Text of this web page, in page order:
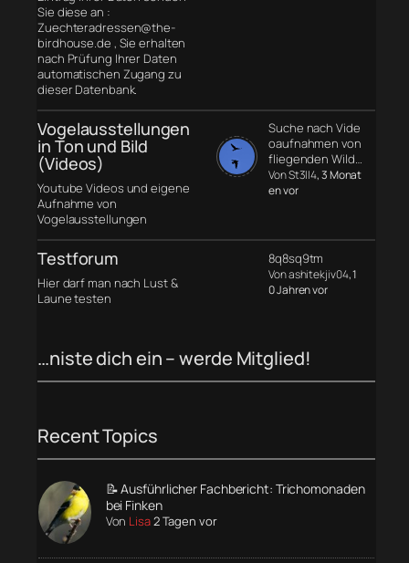
Sie diese an :
Zuechteradressen@the-
birdhouse.de , Sie erhalten
nach Prüfung Ihrer Daten
automatischen Zugang zu
dieser Datenbank.
Vogelausstellungen
in Ton und Bild
(Videos)
Youtube Videos und eigene
Aufnahme von
Vogelausstellungen
Suche nach Vide
oaufnahmen von
fliegenden Wild…
Von St3ll4, 3 Monat
en vor
Testforum
Hier darf man nach Lust &
Laune testen
8q8sq9tm
Von ashitekjiv04, 1
0 Jahren vor
…niste dich ein – werde Mitglied!
Recent Topics
📝 Ausführlicher Fachbericht: Trichomonaden
bei Finken
Von Lisa2 Tagen vor